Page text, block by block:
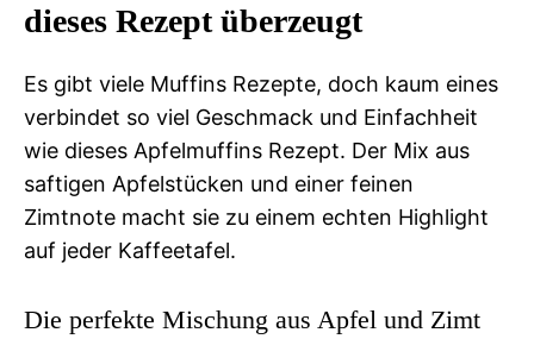
dieses Rezept überzeugt
Es gibt viele Muffins Rezepte, doch kaum eines
verbindet so viel Geschmack und Einfachheit
wie dieses Apfelmuffins Rezept. Der Mix aus
saftigen Apfelstücken und einer feinen
Zimtnote macht sie zu einem echten Highlight
auf jeder Kaffeetafel.
Die perfekte Mischung aus Apfel und Zimt